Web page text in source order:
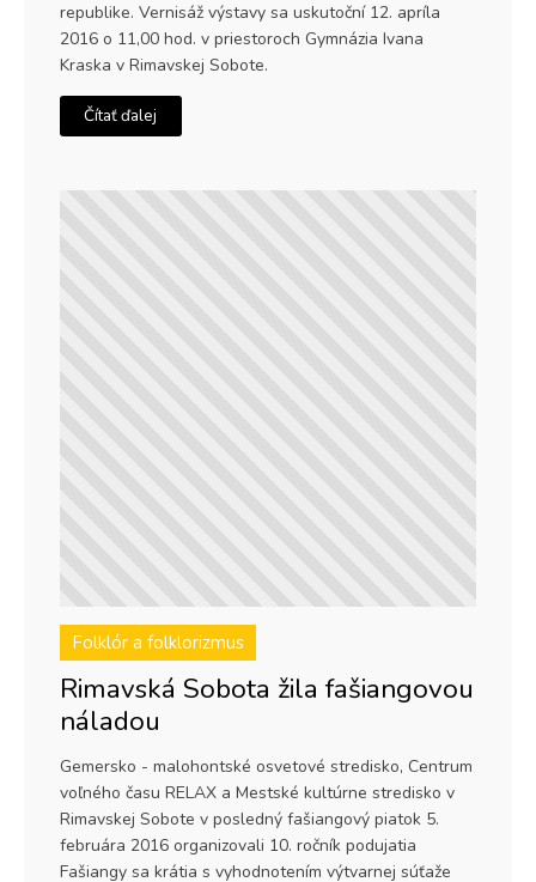
republike. Vernisáž výstavy sa uskutoční 12. apríla
2016 o 11,00 hod. v priestoroch Gymnázia Ivana
Kraska v Rimavskej Sobote.
Čítať ďalej
Folklór a folklorizmus
Rimavská Sobota žila fašiangovou
náladou
Gemersko - malohontské osvetové stredisko, Centrum
voľného času RELAX a Mestské kultúrne stredisko v
Rimavskej Sobote v posledný fašiangový piatok 5.
februára 2016 organizovali 10. ročník podujatia
Fašiangy sa krátia s vyhodnotením výtvarnej súťaže